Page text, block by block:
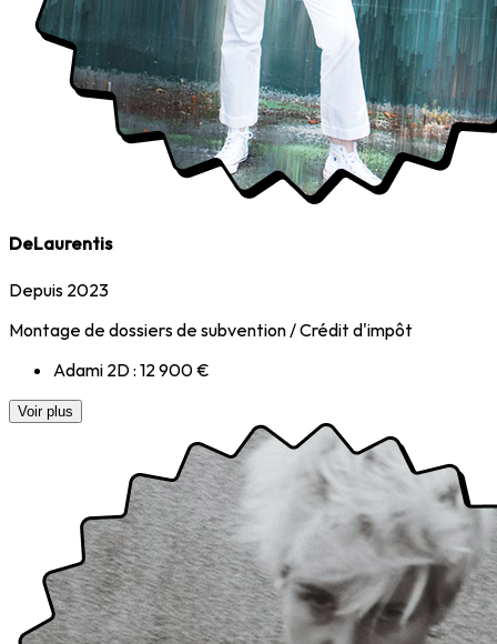
DeLaurentis
Depuis 2023
Montage de dossiers de subvention / Crédit d'impôt
Adami 2D : 12 900 €
Voir plus